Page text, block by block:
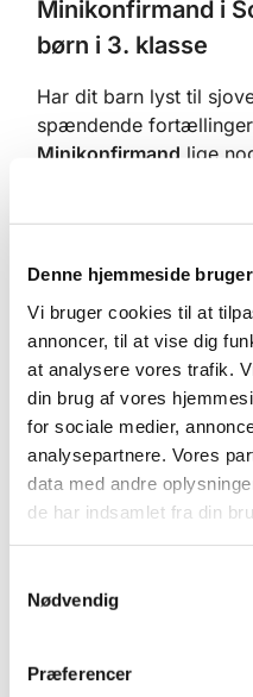
Denne hjemmeside
Vi bruger cookies til at
annoncer, til at vise dig
at analysere vores trafik.
din brug af vores
for sociale medier,
analysepartnere. Vores
data med andre
de har indsamlet fra din
Nødvendig
Præferencer
Minikonfirmand i
børn i 3. klasse
Har dit barn lyst til
spændende fortællinger
Minikonfirmand lige
Sjove lege og
Fortællinger fra
Hygge og nye
Frugt og kage
Det er gratis at være
Tid og sted
Vi mødes i Solvang
Første gang er onsdag
Praktisk